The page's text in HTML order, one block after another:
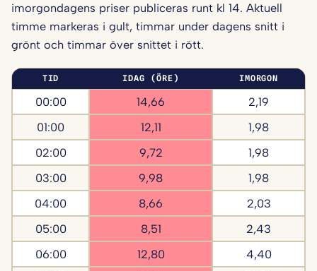
imorgondagens priser publiceras runt kl 14. Aktuell
timme markeras i gult, timmar under dagens snitt i
grönt och timmar över snittet i rött.
TID IDAG (ÖRE) IMORGON
00:00 14,66
2,19
01:00
12,11
1,98
02:00
9,72
1,98
03:00
9,98
1,98
04:00
8,66
2,03
05:00
8,51
2,43
06:00
12,80
4,40